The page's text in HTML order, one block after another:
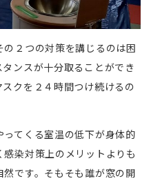
２つの対策を講じるのは困
ンスが十分取ることができ
クを２４時間つけ続けるの
てくる室温の低下が身体的
染対策上のメリットよりも
です。そもそも誰が窓の開